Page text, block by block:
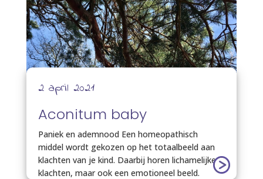
2 april 2021
Aconitum baby
Paniek en ademnood Een homeopathisch
middel wordt gekozen op het totaalbeeld aan
klachten van je kind. Daarbij horen lichamelijke
klachten, maar ook een emotioneel beeld.